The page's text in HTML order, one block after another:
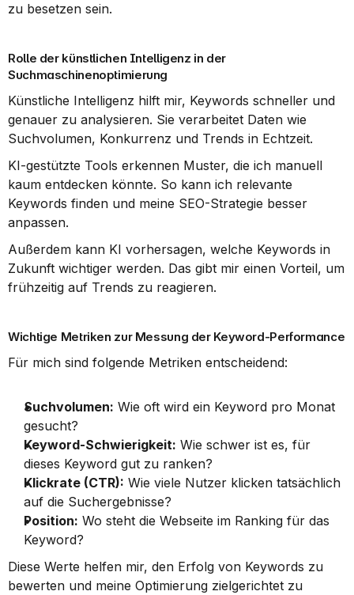
zu besetzen sein.
Rolle der künstlichen Intelligenz in der
Suchmaschinenoptimierung
Künstliche Intelligenz hilft mir, Keywords schneller und
genauer zu analysieren. Sie verarbeitet Daten wie
Suchvolumen, Konkurrenz und Trends in Echtzeit.
KI-gestützte Tools erkennen Muster, die ich manuell
kaum entdecken könnte. So kann ich relevante
Keywords finden und meine SEO-Strategie besser
anpassen.
Außerdem kann KI vorhersagen, welche Keywords in
Zukunft wichtiger werden. Das gibt mir einen Vorteil, um
frühzeitig auf Trends zu reagieren.
Wichtige Metriken zur Messung der Keyword-Performance
Für mich sind folgende Metriken entscheidend:
Suchvolumen: Wie oft wird ein Keyword pro Monat
gesucht?
Keyword-Schwierigkeit: Wie schwer ist es, für
dieses Keyword gut zu ranken?
Klickrate (CTR): Wie viele Nutzer klicken tatsächlich
auf die Suchergebnisse?
Position: Wo steht die Webseite im Ranking für das
Keyword?
Diese Werte helfen mir, den Erfolg von Keywords zu
bewerten und meine Optimierung zielgerichtet zu